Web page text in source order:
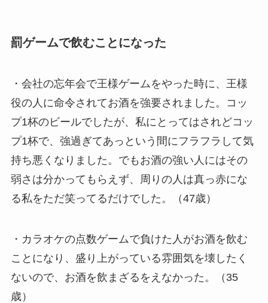
罰ゲームで飲むことになった
・会社の忘年会で王様ゲームをやった時に、王様
役の人に命令されてお酒を強要されました。コッ
プ1杯のビールでしたが、私にとってはされどコッ
プ1杯で、強過ぎてあっという間にフラフラして気
持ち悪くなりました。でもお酒の強い人にはその
弱さは分かってもらえず、周りの人は真っ赤にな
る私をただ笑ってるだけでした。（47歳）
・カラオケの点数ゲームで負けた人がお酒を飲む
ことになり、盛り上がっている雰囲気を壊したく
ないので、お酒を飲まざるをえなかった。（35
歳）